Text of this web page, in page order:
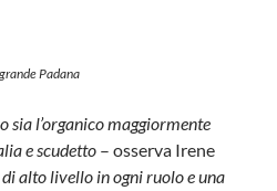
Padana
sia l’organico maggiormente
e scudetto – osserva Irene
alto livello in ogni ruolo e una